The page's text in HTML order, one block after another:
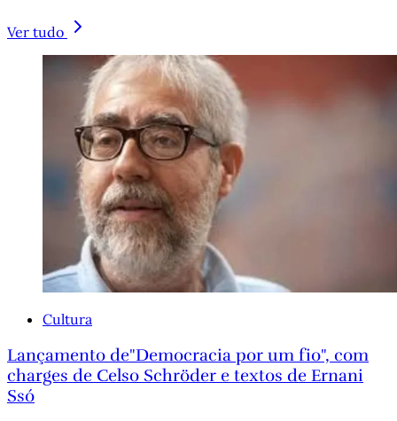
Ver tudo
Cultura
Lançamento de"Democracia por um fio", com
charges de Celso Schröder e textos de Ernani
Ssó